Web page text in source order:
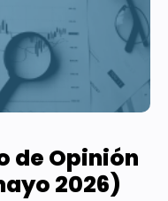
de Opinión
2026)